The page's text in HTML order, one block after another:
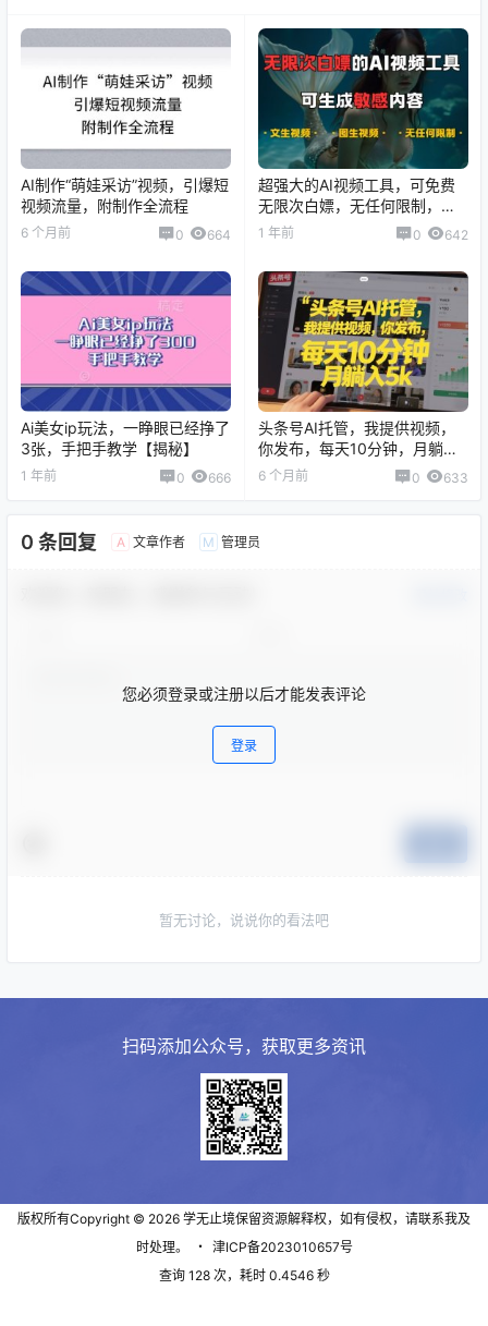
AI制作“萌娃采访”视频，引爆短
视频流量，附制作全流程
6 个月前 0 664
超强大的AI视频工具，可免费
无限次白嫖，无任何限制，支
持创作音乐，文生视频，图生
1 年前 0 642
Ai美女ip玩法，一睁眼已经挣了
3张，手把手教学【揭秘】
1 年前 0 666
头条号AI托管，我提供视频，
你发布，每天10分钟，月躺入
5k+【揭秘】
6 个月前 0 633
0 条回复 A 文章作者 M 管理员
您必须登录或注册以后才能发表评论
登录
暂无讨论，说说你的看法吧
扫码添加公众号，获取更多资讯
版权所有Copyright © 2026 学无止境保留资源解释权，如有侵权，请联系我及
时处理。
・ 津ICP备2023010657号
查询 128 次，耗时 0.4546 秒